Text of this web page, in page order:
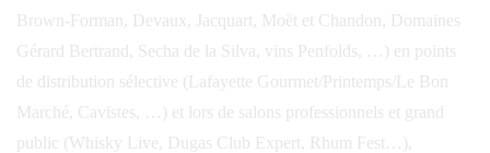
Brown-Forman, Devaux, Jacquart, Moët et Chandon, Domaines
Gérard Bertrand, Secha de la Silva, vins Penfolds, …) en points
de distribution sélective (Lafayette Gourmet/Printemps/Le Bon
Marché, Cavistes, …) et lors de salons professionnels et grand
public (Whisky Live, Dugas Club Expert, Rhum Fest…),